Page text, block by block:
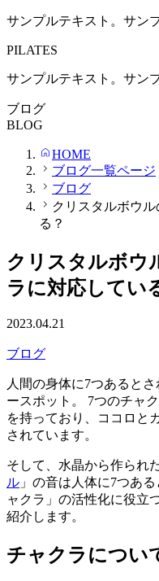
サンプルテキスト。サン
PILATES
サンプルテキスト。サン
ブログ
BLOG
HOME
ブログ一覧ページ
ブログ
クリスタルボウ
る？
クリスタルボウ
ラに対応してい
2023.04.21
ブログ
人間の身体に7つあると
ースポット。 7つのチャ
を持っており、ココロと
されています。
そして、水晶から作られ
ル 」の音は人体に7つあ
ャクラ」の活性化に役立
紹介します。
チャクラについ